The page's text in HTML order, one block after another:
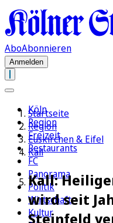
AboAbonnieren
Anmelden
Köln
Region
Freizeit
Restaurants
FC
Panorama
Politik
Wirtschaft
Kultur
Startseite
Region
Euskirchen & Eifel
Kall
Kall:
wird seit
Steinfeld